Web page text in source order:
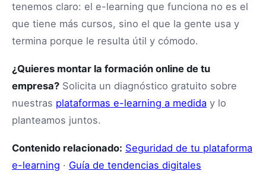
tenemos claro: el e-learning que funciona no es el
que tiene más cursos, sino el que la gente usa y
termina porque le resulta útil y cómodo.
¿Quieres montar la formación online de tu
empresa? Solicita un diagnóstico gratuito sobre
nuestras plataformas e-learning a medida y lo
planteamos juntos.
Contenido relacionado: Seguridad de tu plataforma
e-learning · Guía de tendencias digitales